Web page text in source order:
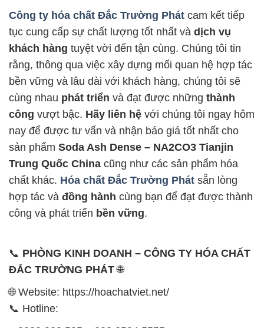
Công ty hóa chất Đắc Trường Phát cam kết tiếp
tục cung cấp sự chất lượng tốt nhất và dịch vụ
khách hàng tuyệt vời đến tận cùng. Chúng tôi tin
rằng, thông qua việc xây dựng mối quan hệ hợp tác
bền vững và lâu dài với khách hàng, chúng tôi sẽ
cùng nhau phát triển và đạt được những thành
công vượt bậc. Hãy liên hệ với chúng tôi ngay hôm
nay để được tư vấn và nhận báo giá tốt nhất cho
sản phẩm Soda Ash Dense – NA2CO3 Tianjin
Trung Quốc China cũng như các sản phẩm hóa
chất khác. Hóa chất Đắc Trường Phát sẵn lòng
hợp tác và đồng hành cùng bạn để đạt được thành
công và phát triển bền vững.
📞 PHÒNG KINH DOANH – CÔNG TY HÓA CHẤT
ĐẮC TRƯỜNG PHÁT🌐
🌐 Website: https://hoachatviet.net/
📞 Hotline: